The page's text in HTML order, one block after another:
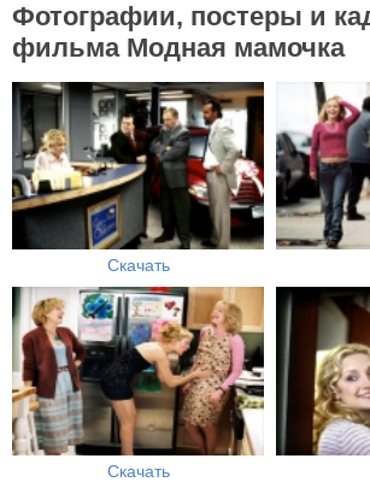
Фотографии, постеры и
фильма Модная мамочка
Скачать
Скачать